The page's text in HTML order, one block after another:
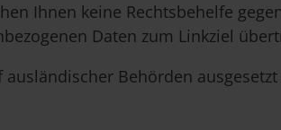
Ihnen keine Rechtsbehelfe
Daten zum Linkziel
Behörden